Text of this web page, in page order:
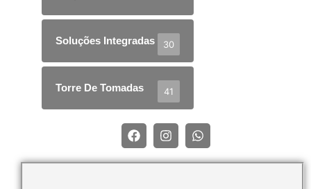
Soluções Integradas 30
Torre De Tomadas 41